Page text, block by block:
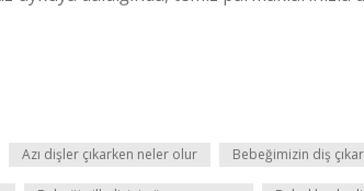
Azı dişler çıkarken neler olur Bebeğimizin diş